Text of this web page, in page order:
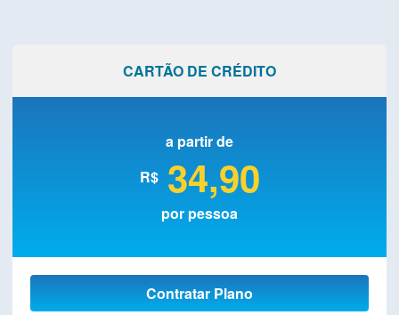
CARTÃO DE CRÉDITO
a partir de
R$ 34,90
por pessoa
Contratar Plano